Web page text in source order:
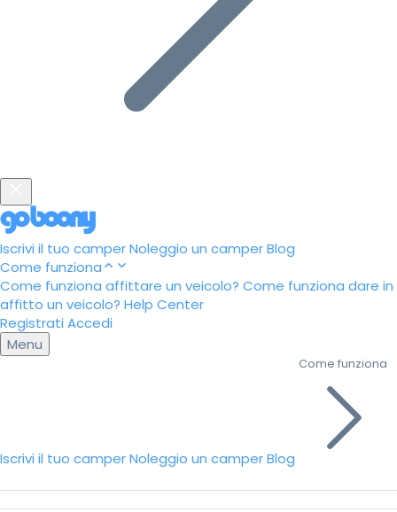
Iscrivi il tuo camperNoleggio un camperBlog
Come funziona
Come funziona affittare un veicolo? Come funziona dare in
affitto un veicolo? Help Center
Registrati Accedi
Menu
Iscrivi il tuo camperNoleggio un camperBlog
Come funziona